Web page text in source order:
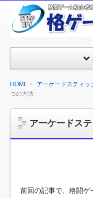
格
闘
ム
初
心
が
上
達
の
HOME アーケードスティッ
つの方法
アーケードス
前回の記事で、格闘ゲ